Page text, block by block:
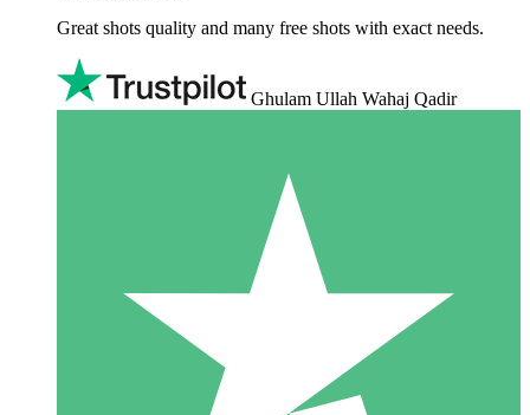
Great shots quality and many free shots with exact needs.
Ghulam Ullah Wahaj Qadir